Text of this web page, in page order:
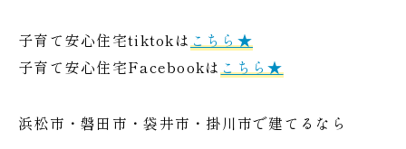
子育て安心住宅tiktokはこちら★
子育て安心住宅Facebookはこちら★
浜松市・磐田市・袋井市・掛川市で建てるなら